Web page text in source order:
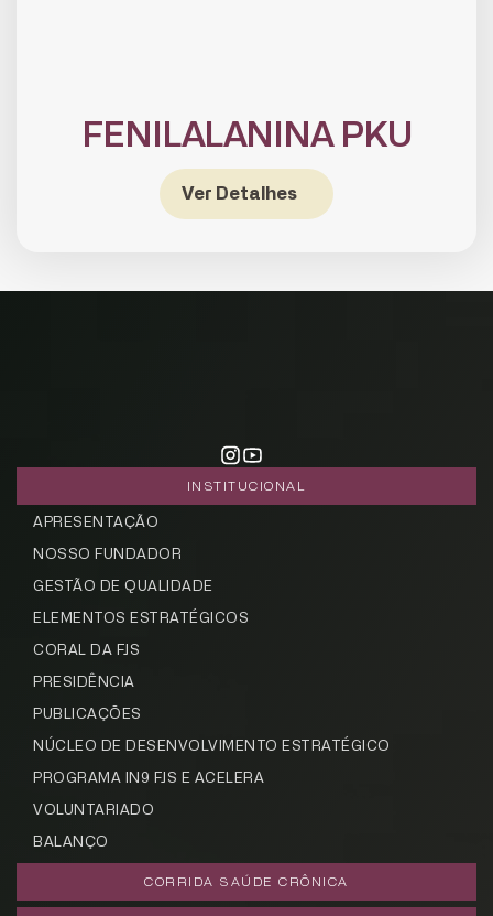
FENILALANINA PKU
Ver Detalhes
INSTITUCIONAL
APRESENTAÇÃO
NOSSO FUNDADOR
GESTÃO DE QUALIDADE
ELEMENTOS ESTRATÉGICOS
CORAL DA FJS
PRESIDÊNCIA
PUBLICAÇÕES
NÚCLEO DE DESENVOLVIMENTO ESTRATÉGICO
PROGRAMA IN9 FJS E ACELERA
VOLUNTARIADO
BALANÇO
CORRIDA SAÚDE CRÔNICA
CADASTRE-SE
receba notícias da Fundação José